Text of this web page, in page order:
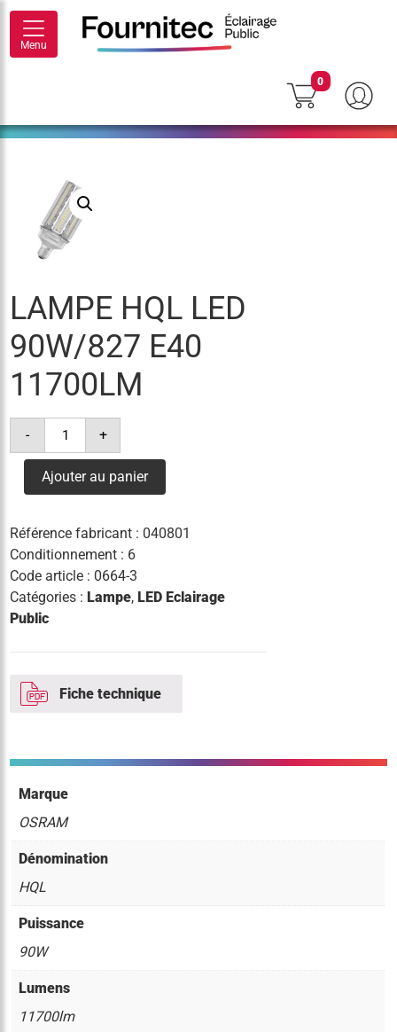
Menu
0
LAMPE HQL LED
90W/827 E40
11700LM
-
quantité
lampe
led
90w/827
+
Ajouter au panier
Référence fabricant : 040801
Conditionnement : 6
Code article : 0664-3
Catégories :Lampe,LED Eclairage
Public
Fiche technique
Marque
OSRAM
Dénomination
HQL
Puissance
90W
Lumens
11700lm